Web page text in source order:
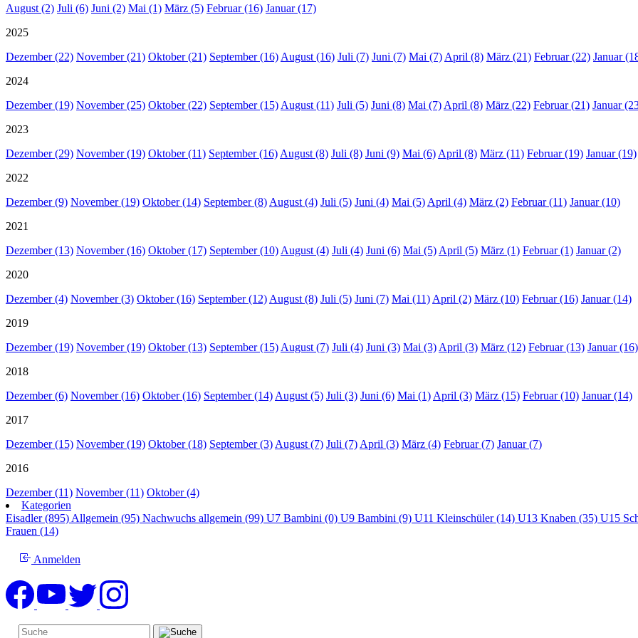
August (2) Juli (6) Juni (2) Mai (1) März (5) Februar (16) Januar (17)
2025
Dezember (22) November (21) Oktober (21) September (16) August (16) Juli (7) Juni (7) Mai (7) April (8) März (21) Februar (22) Januar
2024
Dezember (19) November (25) Oktober (22) September (15) August (11) Juli (5) Juni (8) Mai (7) April (8) März (22) Februar (21) Januar
2023
Dezember (29) November (19) Oktober (11) September (16) August (8) Juli (8) Juni (9) Mai (6) April (8) März (11) Februar (19) Januar (19)
2022
Dezember (9) November (19) Oktober (14) September (8) August (4) Juli (5) Juni (4) Mai (5) April (4) März (2) Februar (11) Januar (10)
2021
Dezember (13) November (16) Oktober (17) September (10) August (4) Juli (4) Juni (6) Mai (5) April (5) März (1) Februar (1) Januar (2)
2020
Dezember (4) November (3) Oktober (16) September (12) August (8) Juli (5) Juni (7) Mai (11) April (2) März (10) Februar (16) Januar (14)
2019
Dezember (19) November (19) Oktober (13) September (15) August (7) Juli (4) Juni (3) Mai (3) April (3) März (12) Februar (13) Januar (16)
2018
Dezember (6) November (16) Oktober (16) September (14) August (5) Juli (3) Juni (6) Mai (1) April (3) März (15) Februar (10) Januar (14)
2017
Dezember (15) November (19) Oktober (18) September (3) August (7) Juli (7) April (3) März (4) Februar (7) Januar (7)
2016
Dezember (11) November (11) Oktober (4)
Kategorien
Eisadler (895) Allgemein (95) Nachwuchs allgemein (99) U7 Bambini (0) U9 Bambini (9) U11 Kleinschüler (14) U13 Knaben (35) U15
Frauen (14)
Anmelden